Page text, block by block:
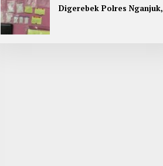
Digerebek Polres Nganjuk,